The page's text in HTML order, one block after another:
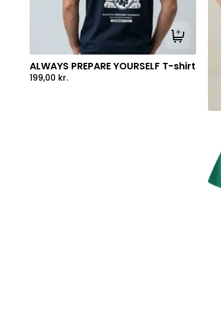
Tilføj til kurv
ALWAYS PREPARE YOURSELF T-shirt
199,00 kr.